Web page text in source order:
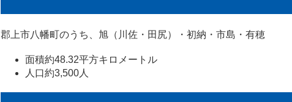
郡上市八幡町のうち、旭（川佐・田尻）・初納・市島・有穂
面積約48.32平方キロメートル
人口約3,500人